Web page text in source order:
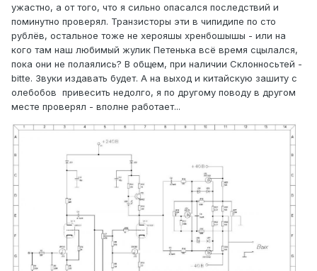
ужастно, а от того, что я сильно опасался последствий и
поминутно проверял. Транзисторы эти в чипидипе по сто
рублёв, остальное тоже не херояшы хренбошышы - или на
кого там наш любимый жулик Петенька всё время сцылался,
пока они не полаялись? В общем, при наличии Склонносьтей -
bitte. Звуки издавать будет. А на выход и китайскую зашиту с
олебобов привесить недолго, я по другому поводу в другом
месте проверял - вполне работает...